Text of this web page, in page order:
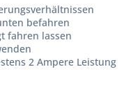
befahren
fahren lassen
2 Ampere Leistung